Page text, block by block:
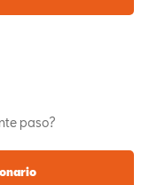
paso?